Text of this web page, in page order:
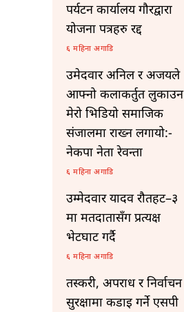
पर्यटन कार्यालय गौरद्वारा
योजना पत्रहरु रद्द
६ महिना अगाडि
उमेदवार अनिल र अजयले
आफ्नो कलाकर्तुत लुकाउन
मेरो भिडियो समाजिक
संजालमा राख्न लगायो:-
नेकपा नेता रेवन्ता
६ महिना अगाडि
उम्मेदवार यादव रौतहट–३
मा मतदातासँग प्रत्यक्ष
भेटघाट गर्दै
६ महिना अगाडि
तस्करी, अपराध र निर्वाचन
सुरक्षामा कडाइ गर्ने एसपी